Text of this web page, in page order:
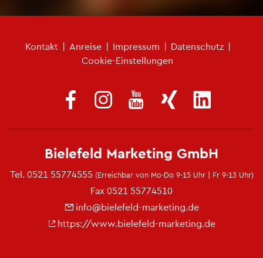
Kon­takt | An­rei­se | Im­pres­sum | Da­ten­schutz |
Coo­kie-Ein­stel­lun­gen
Bie­le­feld Mar­ke­ting GmbH
Tel. 0521 55774555 (Er­reich­bar von Mo-Do 9-15 Uhr | Fr 9-13 Uhr)
Fax 0521 55774510
info@​bielefeld-​marketing.​de
https://​www.​bielefeld-​marketing.​de